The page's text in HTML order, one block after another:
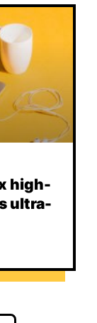
high-
ultra-